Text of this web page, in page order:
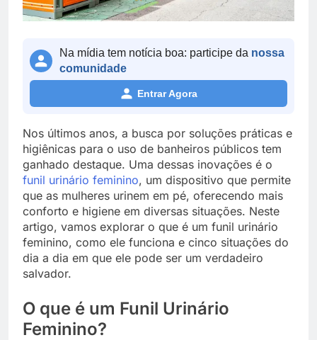
Na mídia tem notícia boa: participe da nossa
comunidade
Entrar Agora
Nos últimos anos, a busca por soluções práticas e
higiênicas para o uso de banheiros públicos tem
ganhado destaque. Uma dessas inovações é o
funil urinário feminino, um dispositivo que permite
que as mulheres urinem em pé, oferecendo mais
conforto e higiene em diversas situações. Neste
artigo, vamos explorar o que é um funil urinário
feminino, como ele funciona e cinco situações do
dia a dia em que ele pode ser um verdadeiro
salvador.
O que é um Funil Urinário
Feminino?